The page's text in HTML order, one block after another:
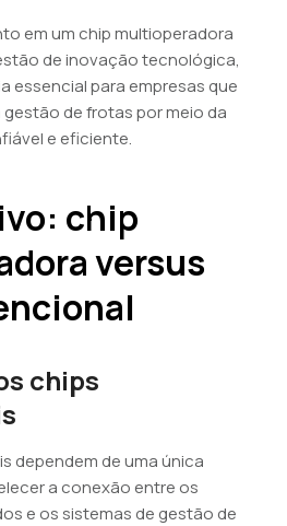
em um chip multioperadora
de inovação tecnológica,
essencial para empresas que
de frotas por meio da
e eficiente.
chip
versus
chips
dependem de uma única
a conexão entre os
e os sistemas de gestão de